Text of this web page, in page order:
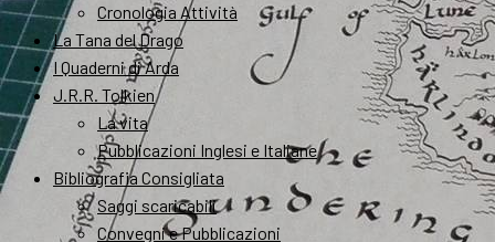
Cronologia Attività
La Tana del Drago
I Quaderni di Arda
J.R.R. Tolkien
La vita
Pubblicazioni Inglesi e Italiane
Bibliografia Consigliata
Saggi scaricabili
Convegni e Pubblicazioni